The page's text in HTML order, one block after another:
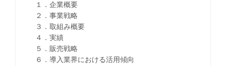
１．企業概要
２．事業戦略
３．取組み概要
４．実績
５．販売戦略
６．導入業界における活用傾向